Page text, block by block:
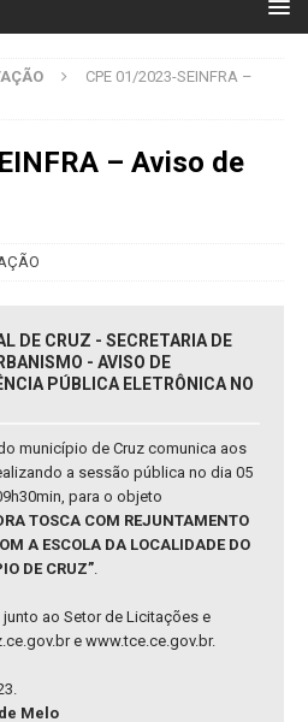
CPE 01/2023-SEINFRA –
– Aviso de
DE CRUZ - SECRETARIA DE
- AVISO DE
PÚBLICA ELETRÔNICA NO
município de Cruz comunica aos
a sessão pública no dia 05
para o objeto
TOSCA COM REJUNTAMENTO
A ESCOLA DA LOCALIDADE DO
DE CRUZ”.
ao Setor de Licitações e
e www.tce.ce.gov.br.
Melo